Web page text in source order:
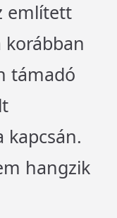
említett
korábban
támadó
kapcsán.
hangzik